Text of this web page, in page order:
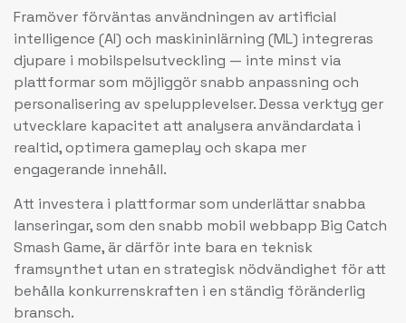
Framöver förväntas användningen av artificial
intelligence (AI) och maskininlärning (ML) integreras
djupare i mobilspelsutveckling — inte minst via
plattformar som möjliggör snabb anpassning och
personalisering av spelupplevelser. Dessa verktyg ger
utvecklare kapacitet att analysera användardata i
realtid, optimera gameplay och skapa mer
engagerande innehåll.
Att investera i plattformar som underlättar snabba
lanseringar, som den snabb mobil webbapp Big Catch
Smash Game, är därför inte bara en teknisk
framsynthet utan en strategisk nödvändighet för att
behålla konkurrenskraften i en ständig föränderlig
bransch.